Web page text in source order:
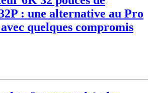
: une alternative au Pro
quelques compromis